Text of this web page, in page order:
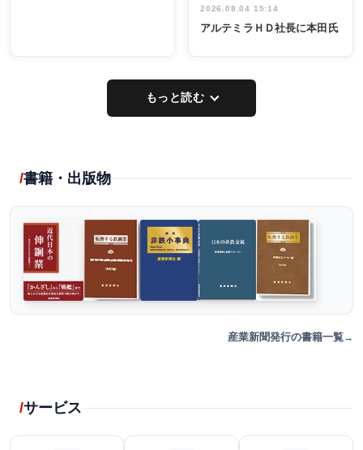
2026.08.04 15:14
アルテミラＨＤ社長に本田氏
もっと読む
書籍・出版物
産業新聞発行の書籍一覧
サービス